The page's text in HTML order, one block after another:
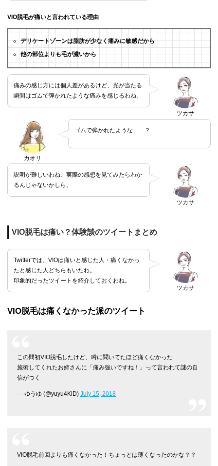
VIO脱毛が痛いと言われている理由
デリケートゾーンは脂肪が少なく痛みに敏感だから
他の部位よりも毛が濃いから
ツカサ
痛みの感じ方には個人差があるけど、光が当たる
瞬間はゴムで弾かれたような痛みを感じるわね。
カオリ
ゴムで弾かれたような……？
ツカサ
説明が難しいわね、実際の感想を見てみたらわか
るんじゃないかしら。
VIO脱毛は痛い？体験談のツイートまとめ
ツカサ
Twitterでは、VIOは痛いと感じた人・痛くなかっ
たと感じた人どちらもいたわ。
印象的だったツイートを紹介しておくわね。
VIO脱毛は痛くなかった派のツイート
この間初VIO脱毛したけど、噂に聞いてたほど痛くなかった
施術してくれたお姉さんに「痛み強いですね！」って言われて謎の自
信がつく
— ゆうゆ (@yuyu4KiD) July 15, 2018
VIO脱毛前回よりも痛くなかった！ちょっとは薄くなったのかな？？